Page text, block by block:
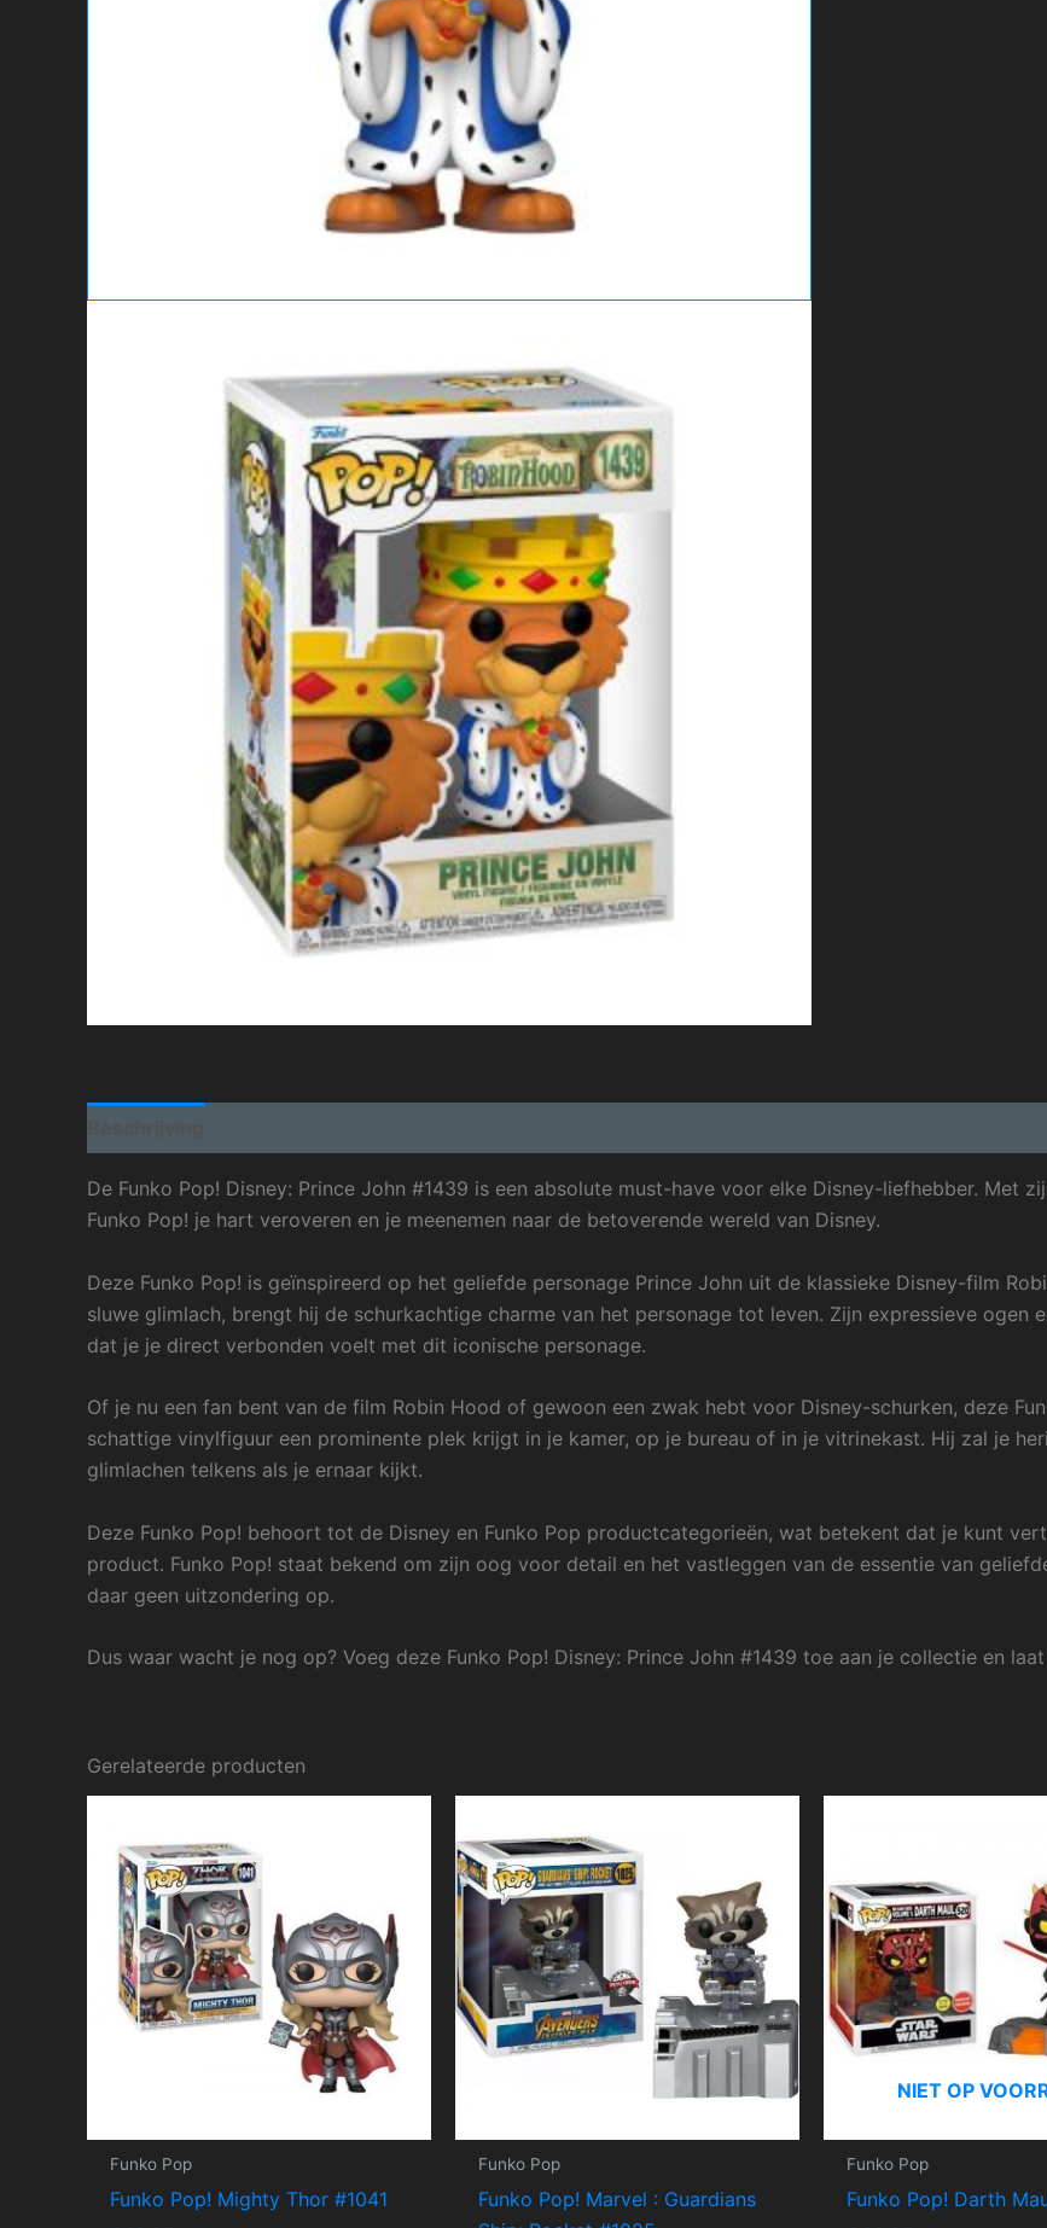
De Funko Pop! Disney: Prince John #1439 is een absolute must-have voor elke Disney-liefhebber. Met
Funko Pop! je hart veroveren en je meenemen naar de betoverende wereld van Disney.
Deze Funko Pop! is geïnspireerd op het geliefde personage Prince John uit de klassieke Disney-film
sluwe glimlach, brengt hij de schurkachtige charme van het personage tot leven. Zijn expressieve
dat je je direct verbonden voelt met dit iconische personage.
Of je nu een fan bent van de film Robin Hood of gewoon een zwak hebt voor Disney-schurken, deze
schattige vinylfiguur een prominente plek krijgt in je kamer, op je bureau of in je vitrinekast. Hij zal je
glimlachen telkens als je ernaar kijkt.
Deze Funko Pop! behoort tot de Disney en Funko Pop productcategorieën, wat betekent dat je kunt
product. Funko Pop! staat bekend om zijn oog voor detail en het vastleggen van de essentie van
daar geen uitzondering op.
Dus waar wacht je nog op? Voeg deze Funko Pop! Disney: Prince John #1439 toe aan je collectie en
Gerelateerde producten
Funko Pop
Funko Pop! Mighty Thor #1041
Funko Pop
Funko Pop! Marvel : Guardians
NIET OP
Funko Pop
Funko Pop! Darth